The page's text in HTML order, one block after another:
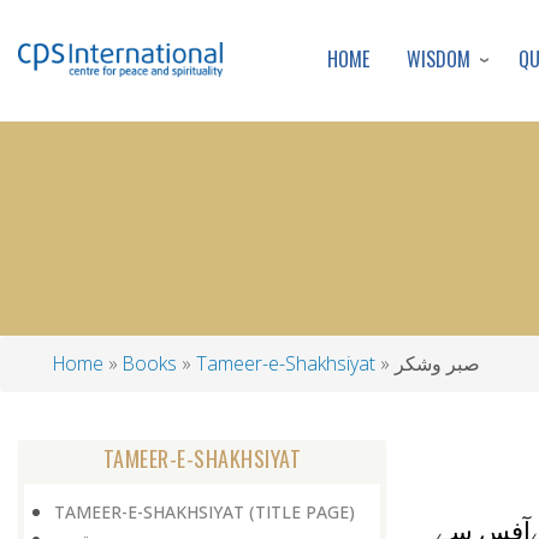
HOME WISDOM
Home Books Tameer-e-Shakhsiyat صبر وشکر
TAMEER-E-SHAKHSIYAT
TAMEER-E-SHAKHSIYAT (TITLE PAGE)
سے